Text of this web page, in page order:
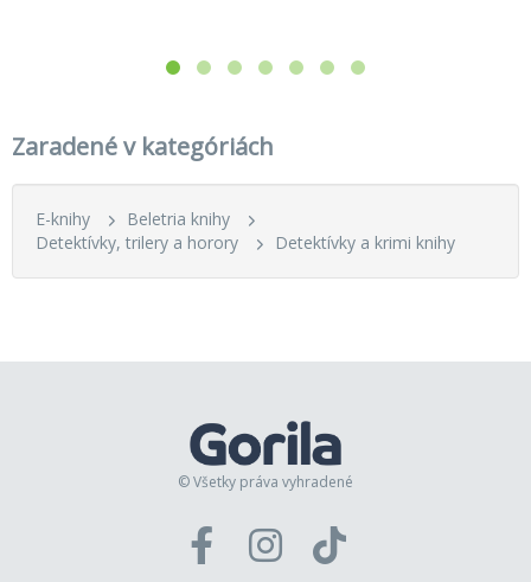
Zaradené v kategóriách
E-knihy
Beletria knihy
Detektívky, trilery a horory
Detektívky a krimi knihy
© Všetky práva vyhradené